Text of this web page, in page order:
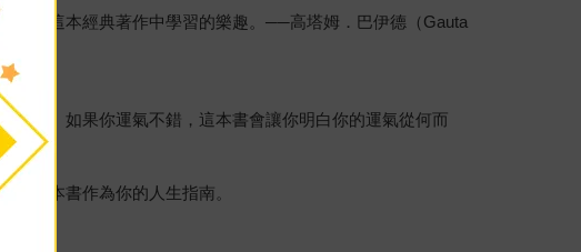
受從這本經典著作中學習的樂趣。──高塔姆．巴伊德（Gauta
我。如果你運氣不錯，這本書會讓你明白你的運氣從何而
薦本書作為你的人生指南。